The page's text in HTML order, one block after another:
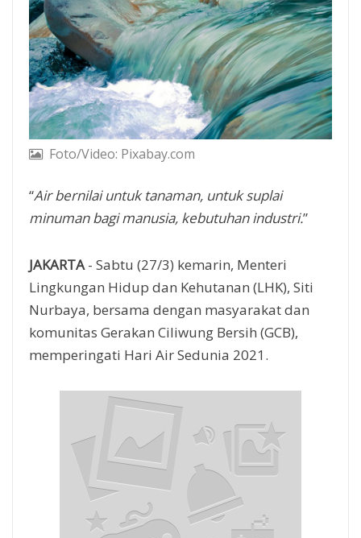
Foto/Video: Pixabay.com
“Air bernilai untuk tanaman, untuk suplai
minuman bagi manusia, kebutuhan industri.”
JAKARTA- Sabtu (27/3) kemarin, Menteri
Lingkungan Hidup dan Kehutanan (LHK), Siti
Nurbaya, bersama dengan masyarakat dan
komunitas Gerakan Ciliwung Bersih (GCB),
memperingati Hari Air Sedunia 2021.